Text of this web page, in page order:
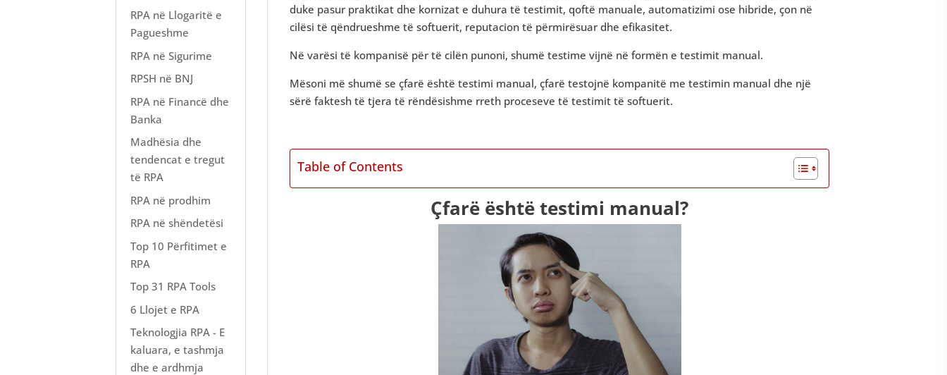
duke pasur praktikat dhe kornizat e duhura të testimit, qoftë manuale, automatizimi ose hibride, çon në
cilësi të qëndrueshme të softuerit, reputacion të përmirësuar dhe efikasitet.
Në varësi të kompanisë për të cilën punoni, shumë testime vijnë në formën e testimit manual.
Mësoni më shumë se çfarë është testimi manual, çfarë testojnë kompanitë me testimin manual dhe një
sërë faktesh të tjera të rëndësishme rreth proceseve të testimit të softuerit.
Table of Contents
Çfarë është testimi manual?
RPA në Llogaritë e
Pagueshme
RPA në Sigurime
RPSH në BNJ
RPA në Financë dhe
Banka
Madhësia dhe
tendencat e tregut
të RPA
RPA në prodhim
RPA në shëndetësi
Top 10 Përfitimet e
RPA
Top 31 RPA Tools
6 Llojet e RPA
Teknologjia RPA - E
kaluara, e tashmja
dhe e ardhmja